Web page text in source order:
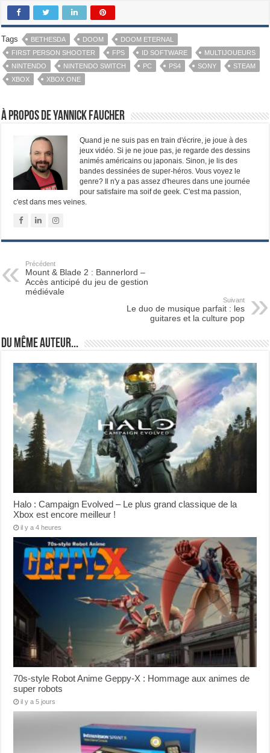
Tags BETHESDA DOOM
DOOM ETERNAL
FIRST PERSON SHOOTER
FPS ID SOFTWARE
MULTIJOUEURS
NINTENDO
NINTENDO SWITCH PC PS4 SONY
STEAM
XBOX
XBOX ONE
À propos de Yannick Faucher
Quand je ne suis pas en train d'écrire, je joue à des
jeux vidéo. Si je ne joue pas, je regarde des dessins
animés américains ou japonais. Sinon, je lis des
bandes dessinées de super-héros. Vous voyez le
genre? Il n'y a pas assez d'heures dans une journée
pour satisfaire ma soif de geek. C'est ma passion,
c'est dans mes veines.
Précédent
Mount & Blade 2 : Bannerlord –
Accès anticipé du jeu de gestion
médiévale
Suivant
Le duo de musique parfait : les
guitares et la culture pop
Du même auteur...
Halo : Campaign Evolved – Le plus grand classique de la
Xbox est encore meilleur !
il y a 4 heures
70s-style Robot Anime Geppy-X : Hommage aux animes de
super robots
il y a 5 jours